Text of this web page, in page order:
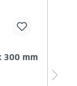
300 mm